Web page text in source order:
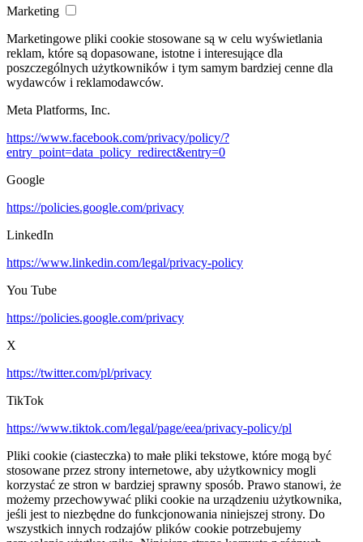
Marketing
Marketingowe pliki cookie stosowane są w celu wyświetlania
reklam, które są dopasowane, istotne i interesujące dla
poszczególnych użytkowników i tym samym bardziej cenne dla
wydawców i reklamodawców.
Meta Platforms, Inc.
https://www.facebook.com/privacy/policy/?
entry_point=data_policy_redirect&entry=0
Google
https://policies.google.com/privacy
LinkedIn
https://www.linkedin.com/legal/privacy-policy
You Tube
https://policies.google.com/privacy
X
https://twitter.com/pl/privacy
TikTok
https://www.tiktok.com/legal/page/eea/privacy-policy/pl
Pliki cookie (ciasteczka) to małe pliki tekstowe, które mogą być
stosowane przez strony internetowe, aby użytkownicy mogli
korzystać ze stron w bardziej sprawny sposób. Prawo stanowi, że
możemy przechowywać pliki cookie na urządzeniu użytkownika,
jeśli jest to niezbędne do funkcjonowania niniejszej strony. Do
wszystkich innych rodzajów plików cookie potrzebujemy